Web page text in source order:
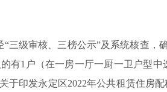
三级审核、三榜公示”及系统核查
有1户（在一房一厅一厨一卫户型
于印发永定区2022年公共租赁住房